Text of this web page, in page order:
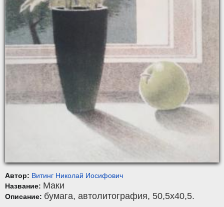
Автор: Витинг Николай Иосифович
Название: Маки
Описание: бумага, автолитография, 50,5x40,5.